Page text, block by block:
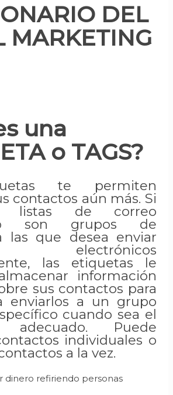
DEL
MARKETING
una
o TAGS?
te permiten
contactos aún más. Si
listas de correo
son grupos de
las que desea enviar
electrónicos
las etiquetas le
información
sus contactos para
enviarlos a un grupo
cuando sea el
adecuado. Puede
individuales o
a la vez.